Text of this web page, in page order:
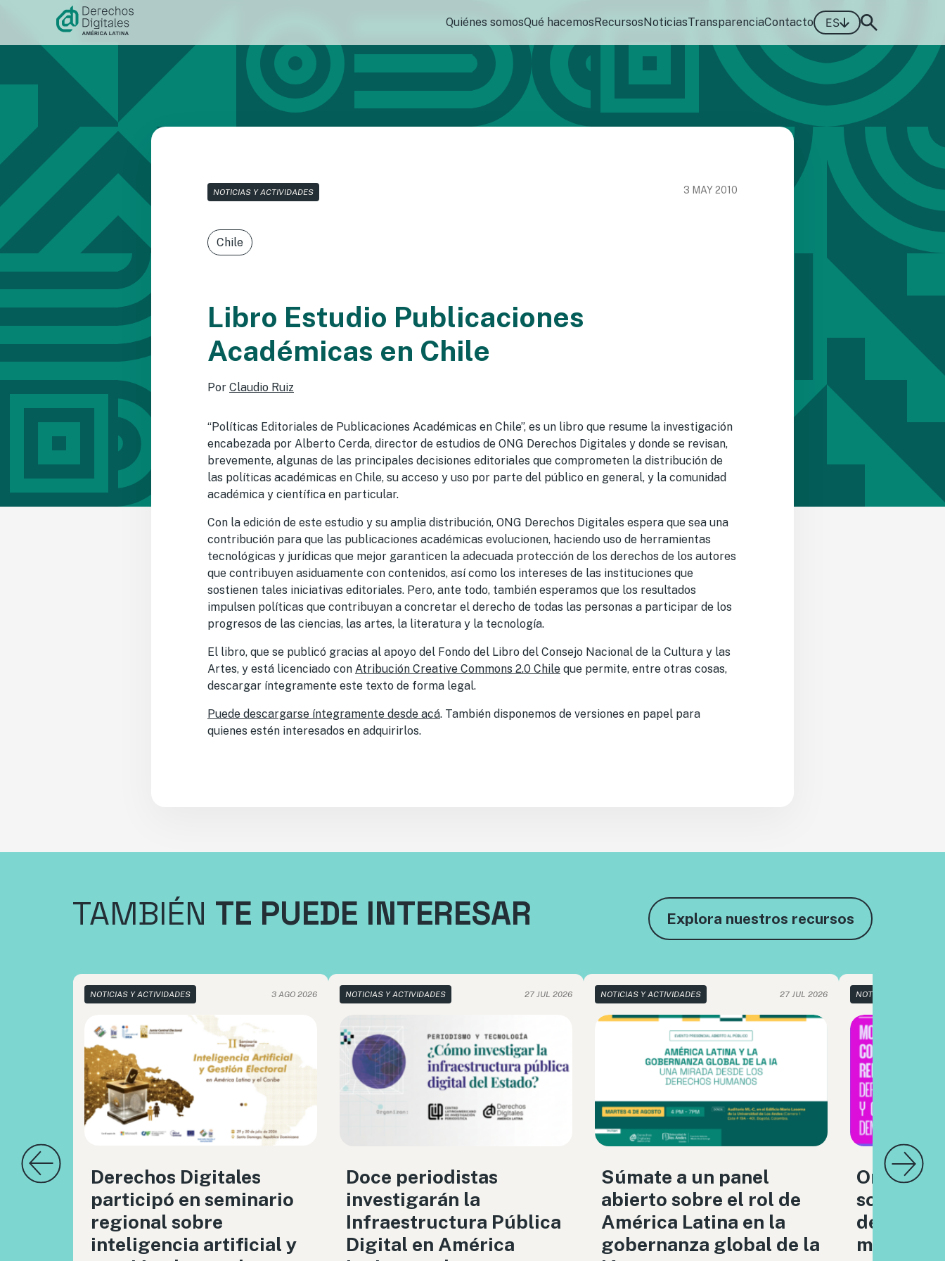
contenido
Quiénes somosQué hacemosRecursosNoticiasTransparenciaContacto ES
NOTICIAS Y ACTIVIDADES 3 MAY 2010
Chile
Libro Estudio Publicaciones
Académicas en Chile
Por Claudio Ruiz
“Políticas Editoriales de Publicaciones Académicas en Chile”, es un libro que resume la investigación
encabezada por Alberto Cerda, director de estudios de ONG Derechos Digitales y donde se revisan,
brevemente, algunas de las principales decisiones editoriales que comprometen la distribución de
las políticas académicas en Chile, su acceso y uso por parte del público en general, y la comunidad
académica y científica en particular.
Con la edición de este estudio y su amplia distribución, ONG Derechos Digitales espera que sea una
contribución para que las publicaciones académicas evolucionen, haciendo uso de herramientas
tecnológicas y jurídicas que mejor garanticen la adecuada protección de los derechos de los autores
que contribuyen asiduamente con contenidos, así como los intereses de las instituciones que
sostienen tales iniciativas editoriales. Pero, ante todo, también esperamos que los resultados
impulsen políticas que contribuyan a concretar el derecho de todas las personas a participar de los
progresos de las ciencias, las artes, la literatura y la tecnología.
El libro, que se publicó gracias al apoyo del Fondo del Libro del Consejo Nacional de la Cultura y las
Artes, y está licenciado con Atribución Creative Commons 2.0 Chile que permite, entre otras cosas,
descargar íntegramente este texto de forma legal.
Puede descargarse íntegramente desde acá. También disponemos de versiones en papel para
quienes estén interesados en adquirirlos.
TAMBIÉN TE PUEDE INTERESAR Explora nuestros recursos
NOTICIAS Y ACTIVIDADES 3 AGO 2026
Derechos Digitales
participó en seminario
regional sobre
inteligencia artificial y
NOTICIAS Y ACTIVIDADES 27 JUL 2026
Doce periodistas
investigarán la
Infraestructura Pública
Digital en América
NOTICIAS Y ACTIVIDADES 27 JUL 2026
Súmate a un panel
abierto sobre el rol de
América Latina en la
gobernanza global de la
NOTICIAS Y
sociedad